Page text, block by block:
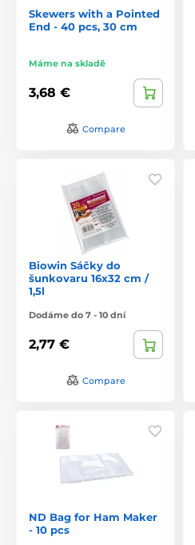
Skewers with a Pointed
End - 40 pcs, 30 cm
Máme na skladě
3,68 €
Compare
Biowin Sáčky do
šunkovaru 16x32 cm /
1,5l
Dodáme do 7 - 10 dní
2,77 €
Compare
ND Bag for Ham Maker
- 10 pcs